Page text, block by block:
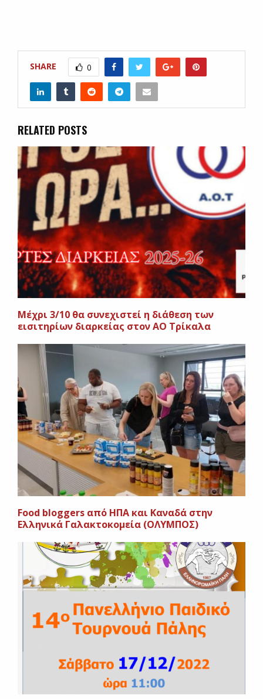
SHARE 0
RELATED POSTS
Μέχρι 3/10 θα συνεχιστεί η διάθεση των
εισιτηρίων διαρκείας στον ΑΟ Τρίκαλα
Food bloggers από ΗΠΑ και Καναδά στην
Ελληνικά Γαλακτοκομεία (ΟΛΥΜΠΟΣ)